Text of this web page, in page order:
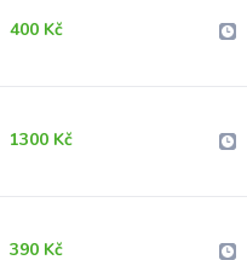
400 Kč
1300 Kč
390 Kč